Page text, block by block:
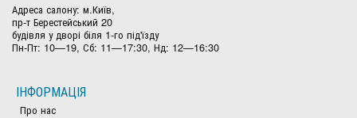
Адреса салону: м.Київ,
пр-т Берестейський 20
будівля у дворі біля 1-го під'їзду
Пн-Пт: 10—19, Сб: 11—17:30, Нд: 12—16:30
ІНФОРМАЦІЯ
Про нас